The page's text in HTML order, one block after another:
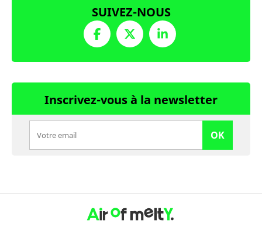
SUIVEZ-NOUS
Inscrivez-vous à la newsletter
OK